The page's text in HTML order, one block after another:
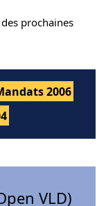
prochaines
2006
VLD)